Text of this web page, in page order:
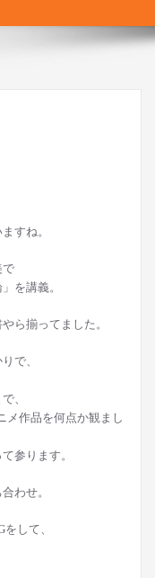
すね。
で
を講義。
ら揃ってました。
で、
、
メ作品を何点か観まし
参ります。
わせ。
して、